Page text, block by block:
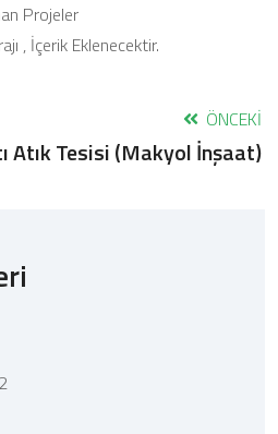
Projeler
, İçerik Eklenecektir.
ÖNCEKI
Atık Tesisi (Makyol İnşaat)